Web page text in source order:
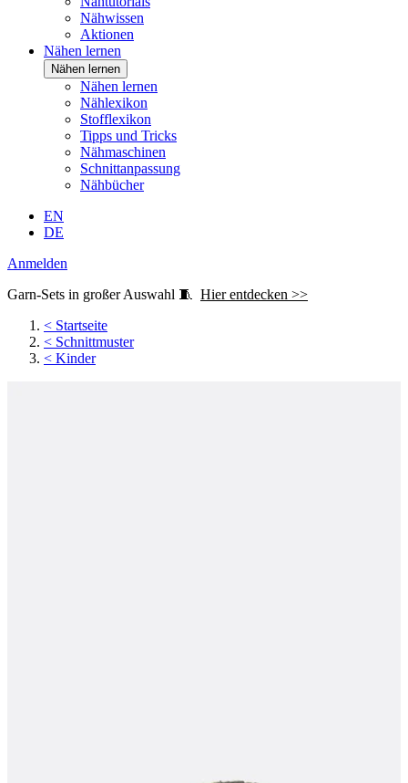
Nähwissen
Aktionen
Nähen lernen
Nähen lernen
Nähen lernen
Nählexikon
Stofflexikon
Tipps und Tricks
Nähmaschinen
Schnittanpassung
Nähbücher
EN
DE
Anmelden
Garn-Sets in großer Auswahl 🧵 Hier entdecken >>
< Startseite
< Schnittmuster
< Kinder